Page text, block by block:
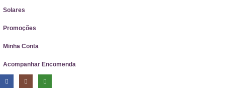
Solares
Promoções
Minha Conta
Acompanhar Encomenda